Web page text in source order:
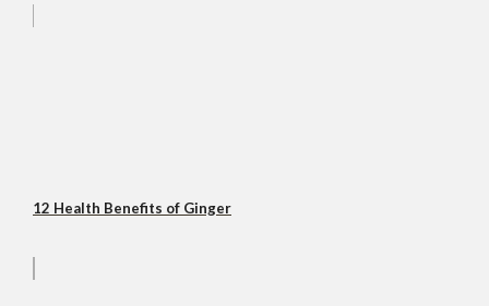
12 Health Benefits of Ginger